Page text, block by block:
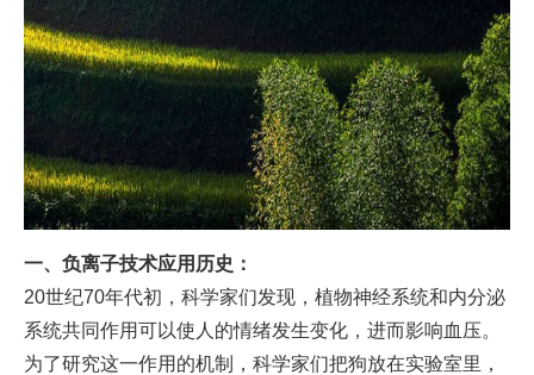
一、负离子技术应用历史：
20世纪70年代初，科学家们发现，植物神经系统和内分泌
系统共同作用可以使人的情绪发生变化，进而影响血压。
为了研究这一作用的机制，科学家们把狗放在实验室里，